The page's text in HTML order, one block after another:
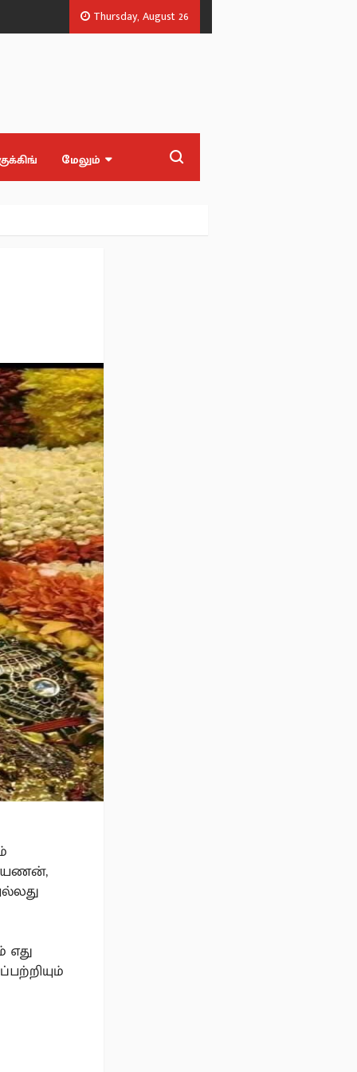
தமிழக பட்ஜெட் - எல்லாத்துக்கும் ஸ்டிக்கர் தான் ஒட்டிருக்காங்க! -
Thursday, August 26
மேலும்
எது